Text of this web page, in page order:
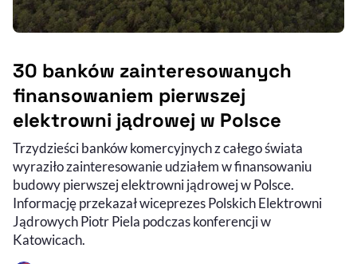
30 banków zainteresowanych
finansowaniem pierwszej
elektrowni jądrowej w Polsce
Trzydzieści banków komercyjnych z całego świata
wyraziło zainteresowanie udziałem w finansowaniu
budowy pierwszej elektrowni jądrowej w Polsce.
Informację przekazał wiceprezes Polskich Elektrowni
Jądrowych Piotr Piela podczas konferencji w
Katowicach.